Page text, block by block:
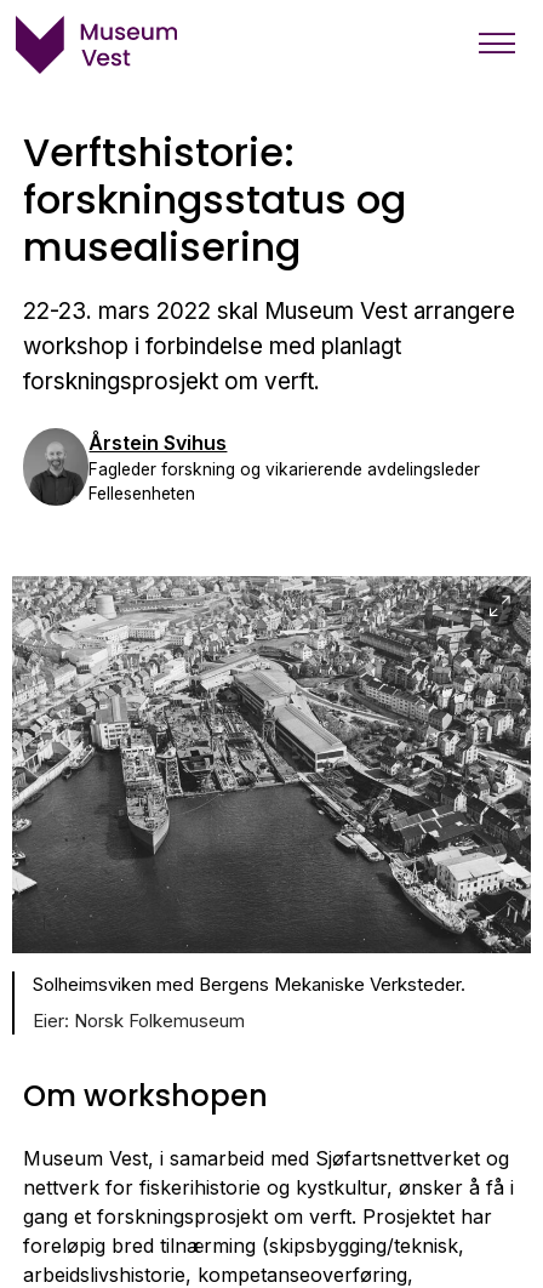
Verftshistorie:
forskningsstatus og
musealisering
22-23. mars 2022 skal Museum Vest arrangere
workshop i forbindelse med planlagt
forskningsprosjekt om verft.
Årstein Svihus
Fagleder forskning og vikarierende avdelingsleder
Fellesenheten
Solheimsviken med Bergens Mekaniske Verksteder.
Norsk Folkemuseum
Om workshopen
Museum Vest, i samarbeid med Sjøfartsnettverket og
nettverk for fiskerihistorie og kystkultur, ønsker å få i
gang et forskningsprosjekt om verft. Prosjektet har
foreløpig bred tilnærming (skipsbygging/teknisk,
arbeidslivshistorie, kompetanseoverføring,